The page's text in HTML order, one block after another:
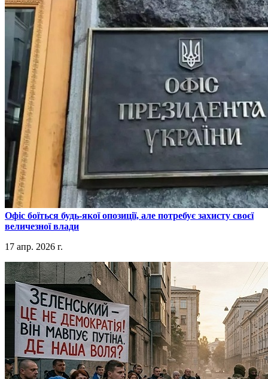
​Офіс боїться будь-якої опозиції, але потребує захисту своєї
величезної влади
17 апр. 2026 г.